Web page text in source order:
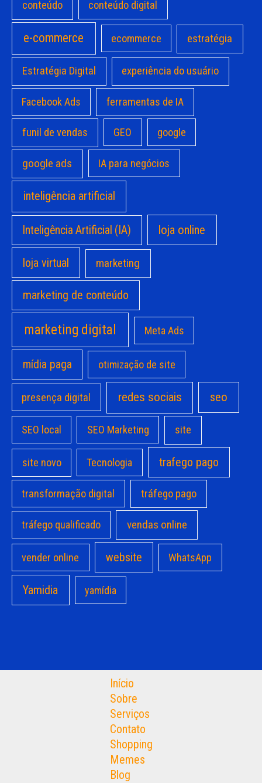
conteúdo conteúdo digital
e-commerce ecommerce estratégia
Estratégia Digital experiência do usuário
Facebook Ads ferramentas de IA
funil de vendas GEO google
google ads IA para negócios
inteligência artificial
Inteligência Artificial (IA) loja online
loja virtual marketing
marketing de conteúdo
marketing digital Meta Ads
mídia paga otimização de site
presença digital redes sociais seo
SEO local SEO Marketing site
site novo Tecnologia trafego pago
transformação digital tráfego pago
tráfego qualificado vendas online
vender online website WhatsApp
Yamidia yamídia
Início
Sobre
Serviços
Contato
Shopping
Memes
Blog